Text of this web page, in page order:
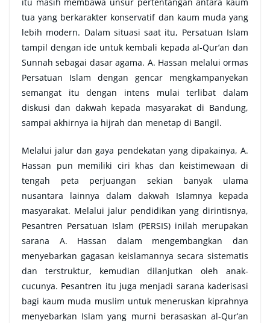
itu masih membawa unsur pertentangan antara kaum
tua yang berkarakter konservatif dan kaum muda yang
lebih modern. Dalam situasi saat itu, Persatuan Islam
tampil dengan ide untuk kembali kepada al-Qur’an dan
Sunnah sebagai dasar agama. A. Hassan melalui ormas
Persatuan Islam dengan gencar mengkampanyekan
semangat itu dengan intens mulai terlibat dalam
diskusi dan dakwah kepada masyarakat di Bandung,
sampai akhirnya ia hijrah dan menetap di Bangil.
Melalui jalur dan gaya pendekatan yang dipakainya, A.
Hassan pun memiliki ciri khas dan keistimewaan di
tengah peta perjuangan sekian banyak ulama
nusantara lainnya dalam dakwah Islamnya kepada
masyarakat. Melalui jalur pendidikan yang dirintisnya,
Pesantren Persatuan Islam (PERSIS) inilah merupakan
sarana A. Hassan dalam mengembangkan dan
menyebarkan gagasan keislamannya secara sistematis
dan terstruktur, kemudian dilanjutkan oleh anak-
cucunya. Pesantren itu juga menjadi sarana kaderisasi
bagi kaum muda muslim untuk meneruskan kiprahnya
menyebarkan Islam yang murni berasaskan al-Qur’an